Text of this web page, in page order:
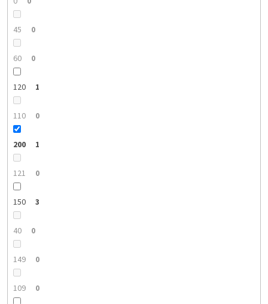
45 0
60 0
120 1
110 0
200 1
121 0
150 3
40 0
149 0
109 0